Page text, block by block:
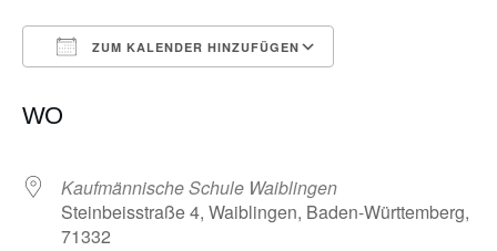
ZUM KALENDER HINZUFÜGEN
WO
Kaufmännische Schule Waiblingen
Steinbeisstraße 4, Waiblingen, Baden-Württemberg,
71332